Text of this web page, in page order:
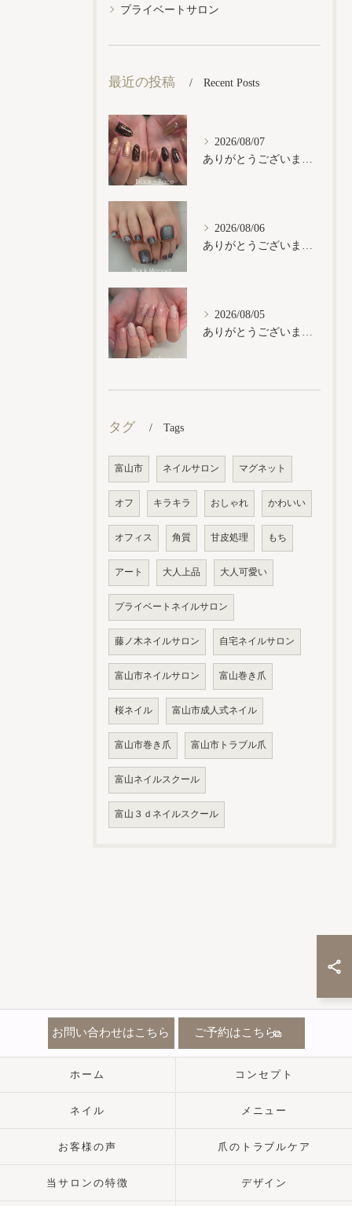
プライベートサロン
最近の投稿 Recent Posts
2026/08/07
ありがとうございます𓂃𓈒𓏸︎︎︎︎
2026/08/06
ありがとうございます𓂃𓈒𓏸︎︎︎︎
2026/08/05
ありがとうございます𓂃𓈒𓏸︎︎︎︎
タグ Tags
富山市 ネイルサロン マグネット
オフ キラキラ おしゃれ かわいい
オフィス 角質 甘皮処理 もち
アート 大人上品 大人可愛い
プライベートネイルサロン
藤ノ木ネイルサロン 自宅ネイルサロン
富山市ネイルサロン 富山巻き爪
桜ネイル 富山市成人式ネイル
富山市巻き爪 富山市トラブル爪
富山ネイルスクール
富山３ｄネイルスクール
お問い合わせはこちら ご予約はこちら
ホーム コンセプト
ネイル メニュー
お客様の声 爪のトラブルケア
当サロンの特徴 デザイン